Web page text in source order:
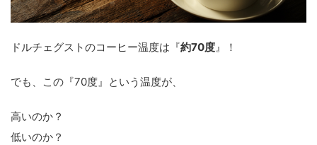
ドルチェグストのコーヒー温度は『約70度』！
でも、この『70度』という温度が、
高いのか？
低いのか？